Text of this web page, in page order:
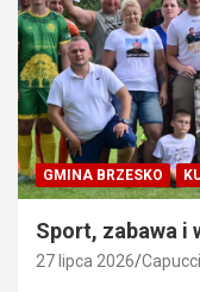
GMINA BRZESKO
Sport, zabawa i
27 lipca 2026